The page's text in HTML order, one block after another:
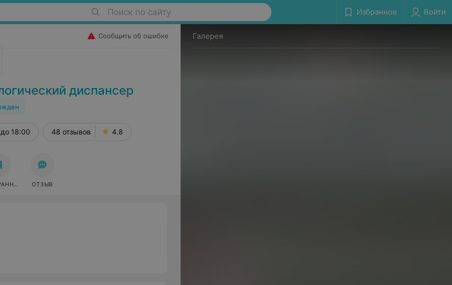
Поиск по сайту Избранное Войти
Сообщить об ошибке
диспансер
до 18:00 48 отзывов 4.8
ОТЗЫВ
Галерея